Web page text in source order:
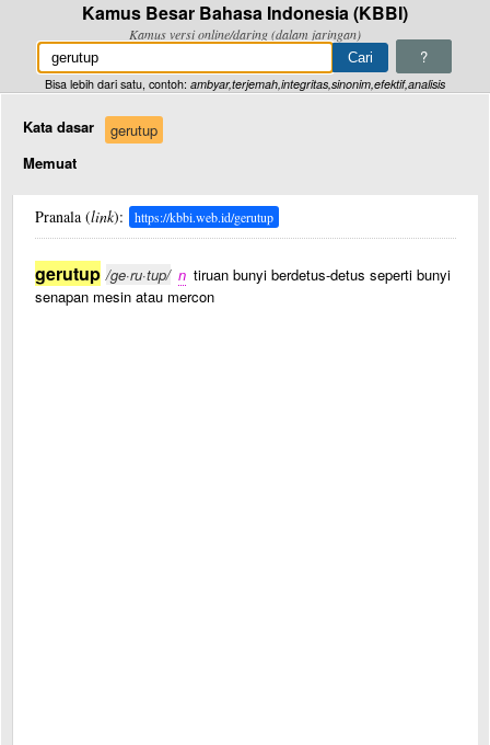
Kamus Besar Bahasa Indonesia (KBBI)
Kamus versi online/daring (dalam jaringan)
?
Bisa lebih dari satu, contoh: ambyar,terjemah,integritas,sinonim,efektif,analisis
Kata dasar
gerutup
Memuat
Pranala (link): https://kbbi.web.id/gerutup
gerutup /ge·ru·tup/ n tiruan bunyi berdetus-detus seperti bunyi
senapan mesin atau mercon